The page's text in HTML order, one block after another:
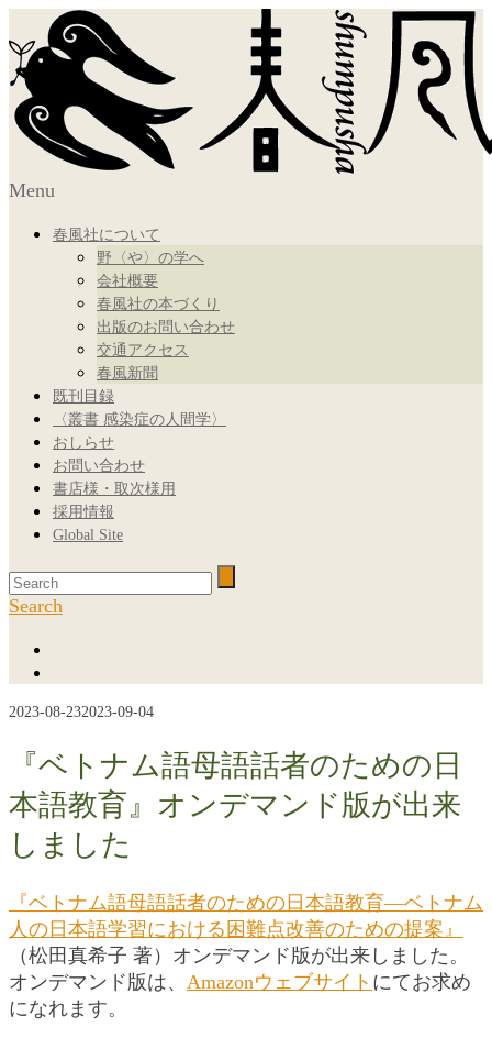
Menu
春風社について
野〈や〉の学へ
会社概要
春風社の本づくり
出版のお問い合わせ
交通アクセス
春風新聞
既刊目録
〈叢書 感染症の人間学〉
おしらせ
お問い合わせ
書店様・取次様用
採用情報
Global Site
Search
2023-08-232023-09-04
『ベトナム語母語話者のための日
本語教育』オンデマンド版が出来
しました
『ベトナム語母語話者のための日本語教育―ベトナム
人の日本語学習における困難点改善のための提案』
（松田真希子 著）オンデマンド版が出来しました。
オンデマンド版は、 Amazonウェブサイト にてお求め
になれます。